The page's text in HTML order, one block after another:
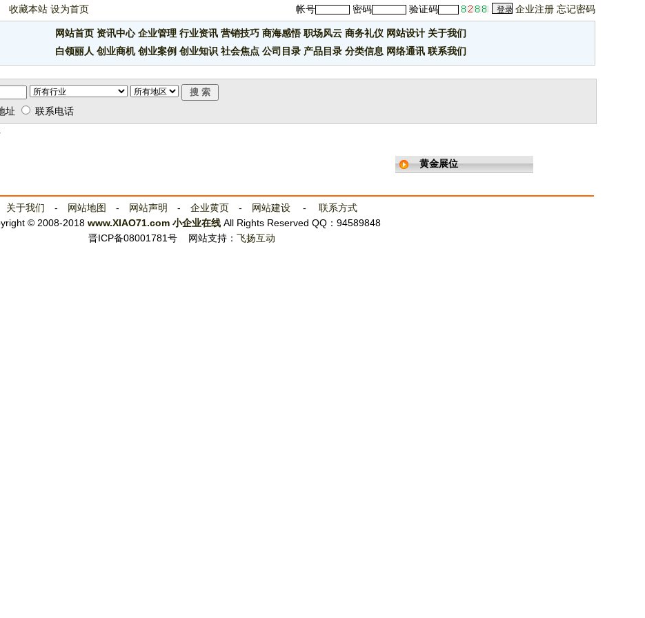
收藏本站 设为首页 帐号 密码 验证码 企业注册 忘记密码
网站首页 资讯中心 企业管理 行业资讯 营销技巧 商海感悟 职场风云 商务礼仪 网站设计 关于我们
白领丽人 创业商机 创业案例 创业知识 社会焦点 公司目录 产品目录 分类信息 网络通讯 联系我们
址 联系电话
黄金展位
关于我们 - 网站地图 - 网站声明 - 企业黄页- 网站建设- 联系方式
© 2008-2018 www.XIAO71.com 小企业在线All Rights Reserved QQ：94589848
晋ICP备08001781号
网站支持： 飞扬互动